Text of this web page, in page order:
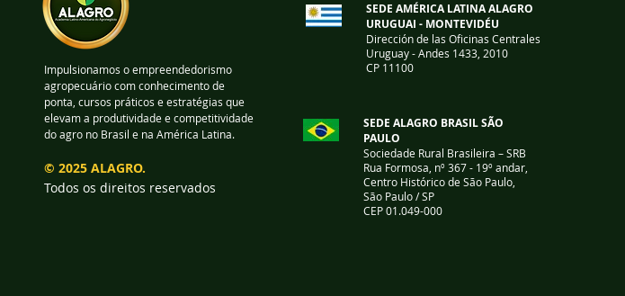
Impulsionamos o empreendedorismo
agropecuário com conhecimento de
ponta, cursos práticos e estratégias que
elevam a produtividade e competitividade
do agro no Brasil e na América Latina.
© 2025 ALAGRO.
Todos os direitos reservados
SEDE AMÉRICA LATINA ALAGRO
URUGUAI - MONTEVIDÉU
Dirección de las Oficinas Centrales
Uruguay -Andes 1433, 2010
CP 11100
SEDE ALAGRO BRASIL SÃO
PAULO
Sociedade Rural Brasileira – SRB
Rua Formosa, nº 367 - 19º andar,
Centro Histórico de São Paulo,
São Paulo / SP
CEP 01.049-000